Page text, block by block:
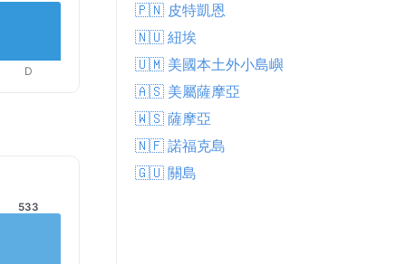
D
533
🇵🇳 皮特凱恩
🇳🇺 紐埃
🇺🇲 美國本土外小島嶼
🇦🇸 美屬薩摩亞
🇼🇸 薩摩亞
🇳🇫 諾福克島
🇬🇺 關島